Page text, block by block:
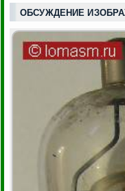
ОБСУЖДЕНИЕ